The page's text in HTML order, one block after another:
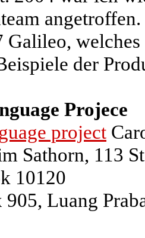
Galileo,
der
Projece
project
Sathorn, 113
10120
905, Luang